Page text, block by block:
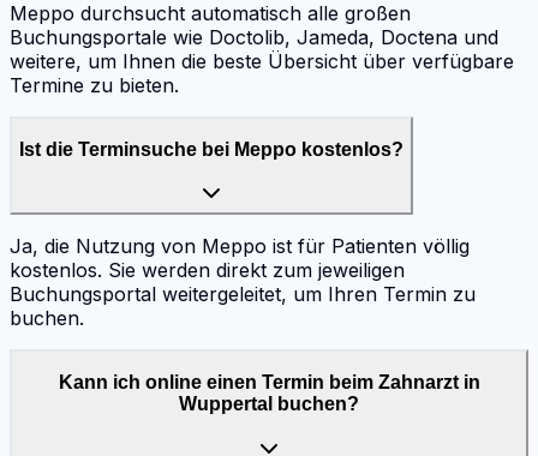
Meppo durchsucht automatisch alle großen
Buchungsportale wie Doctolib, Jameda, Doctena und
weitere, um Ihnen die beste Übersicht über verfügbare
Termine zu bieten.
Ist die Terminsuche bei Meppo kostenlos?
Ja, die Nutzung von Meppo ist für Patienten völlig
kostenlos. Sie werden direkt zum jeweiligen
Buchungsportal weitergeleitet, um Ihren Termin zu
buchen.
Kann ich online einen Termin beim Zahnarzt in
Wuppertal buchen?